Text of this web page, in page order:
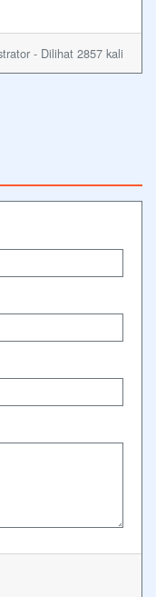
- Dilihat 2857 kali